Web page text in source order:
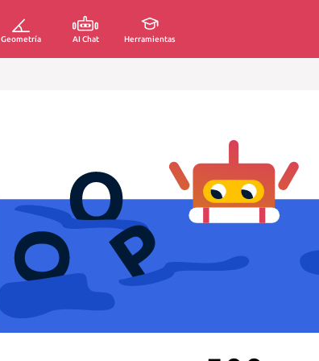
Geometría AI Chat Herramientas